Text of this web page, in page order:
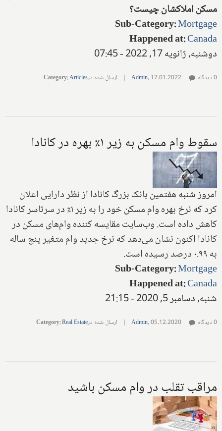
مسکن املاکشان چیست؟
Sub-Category:Mortgage
Happened at:Canada
دوشنبه, ژانویه 17, 2022 - 07:45
Admin, 17.01.2022
| ارسال شده در Category:Articles 0 دیدگاه
سقوط وام مسکن به زیر ۱٪ بهره در کانادا
امروز شنبه هفتمین بانک بزرگ کانادا از نظر دارایی اعلان
کرد که نرخ بهره وام مسکن خود را به زیر ۱٪ در سرتاسر کانادا
کاهش داده است. وب‌سایت مقایسه کننده وام‌های مسکن در
کانادا اکنون نشان می‌دهد که نرخ جدید وام متغیر پنج ساله
به ۰.۹۹ درصد رسیده است.
Sub-Category:Mortgage
Happened at:Canada
شنبه, دسامبر 5, 2020 - 21:15
Admin,05.12.2020
| ارسال شده در Category:Real Estate 0 دیدگاه
مراقب تقلب در وام مسکن باشید